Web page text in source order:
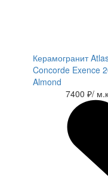
Керамогранит
Concorde Exence
Almond
7400 ₽/